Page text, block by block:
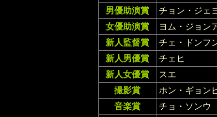
男優助演賞
チョン・ジェ
女優助演賞
ヨム・ジョン
新人監督賞
チェ・ドンフ
新人男優賞
チェヒ
新人女優賞
スエ
撮影賞
ホン・ギョン
音楽賞
チョ・ソンウ